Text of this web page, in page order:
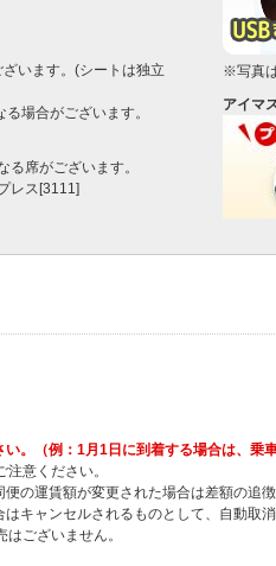
います。(シートは独立
場合がございます。
席がございます。
レス[3111]
※写真
アイマ
。（例：1月1日に到着する場合は、乗
意ください。
の運賃額が変更された場合は差額の追徴
キャンセルされるものとして、自動取
ございません。